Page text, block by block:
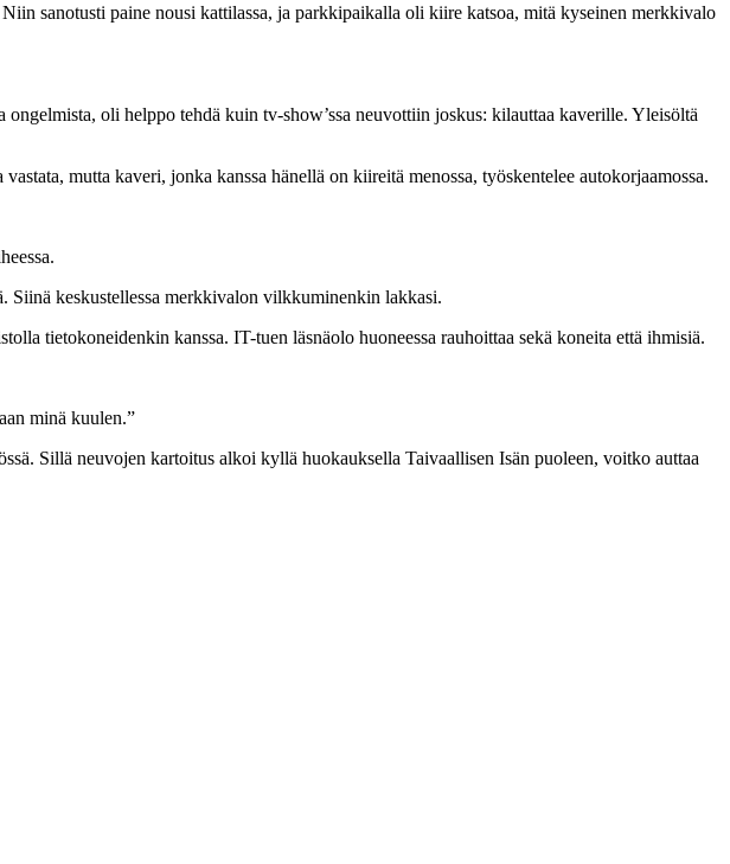
sanotusti paine nousi kattilassa, ja parkkipaikalla oli kiire katsoa, mitä kyseinen merkkivalo
oli helppo tehdä kuin tv-show’ssa neuvottiin joskus: kilauttaa kaverille. Yleisöltä
mutta kaveri, jonka kanssa hänellä on kiireitä menossa, työskentelee autokorjaamossa.
Siinä keskustellessa merkkivalon vilkkuminenkin lakkasi.
tietokoneidenkin kanssa. IT-tuen läsnäolo huoneessa rauhoittaa sekä koneita että ihmisiä.
minä kuulen.”
Sillä neuvojen kartoitus alkoi kyllä huokauksella Taivaallisen Isän puoleen, voitko auttaa